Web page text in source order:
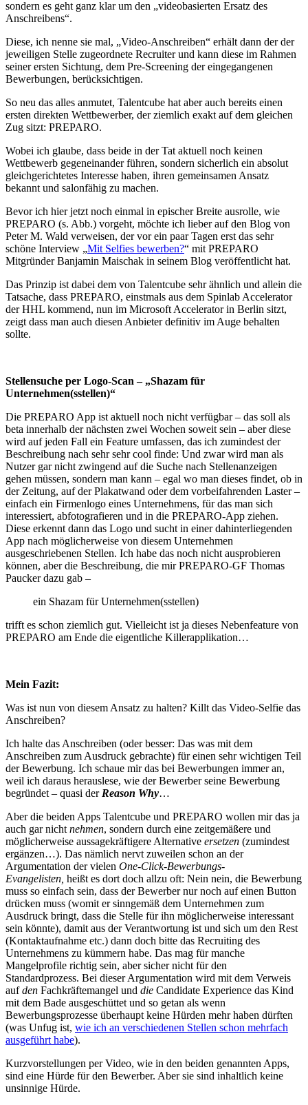
sondern es geht ganz klar um den „videobasierten Ersatz des
Anschreibens“.
Diese, ich nenne sie mal, „Video-Anschreiben“ erhält dann der der
jeweiligen Stelle zugeordnete Recruiter und kann diese im Rahmen
seiner ersten Sichtung, dem Pre-Screening der eingegangenen
Bewerbungen, berücksichtigen.
So neu das alles anmutet, Talentcube hat aber auch bereits einen
ersten direkten Wettbewerber, der ziemlich exakt auf dem gleichen
Zug sitzt: PREPARO.
Wobei ich glaube, dass beide in der Tat aktuell noch keinen
Wettbewerb gegeneinander führen, sondern sicherlich ein absolut
gleichgerichtetes Interesse haben, ihren gemeinsamen Ansatz
bekannt und salonfähig zu machen.
Bevor ich hier jetzt noch einmal in epischer Breite ausrolle, wie
PREPARO (s. Abb.) vorgeht, möchte ich lieber auf den Blog von
Peter M. Wald verweisen, der vor ein paar Tagen erst das sehr
schöne Interview „Mit Selfies bewerben?“ mit PREPARO
Mitgründer Banjamin Maischak in seinem Blog veröffentlicht hat.
Das Prinzip ist dabei dem von Talentcube sehr ähnlich und allein die
Tatsache, dass PREPARO, einstmals aus dem Spinlab Accelerator
der HHL kommend, nun im Microsoft Accelerator in Berlin sitzt,
zeigt dass man auch diesen Anbieter definitiv im Auge behalten
sollte.
Stellensuche per Logo-Scan – „Shazam für
Unternehmen(sstellen)“
Die PREPARO App ist aktuell noch nicht verfügbar – das soll als
beta innerhalb der nächsten zwei Wochen soweit sein – aber diese
wird auf jeden Fall ein Feature umfassen, das ich zumindest der
Beschreibung nach sehr sehr cool finde: Und zwar wird man als
Nutzer gar nicht zwingend auf die Suche nach Stellenanzeigen
gehen müssen, sondern man kann – egal wo man dieses findet, ob in
der Zeitung, auf der Plakatwand oder dem vorbeifahrenden Laster –
einfach ein Firmenlogo eines Unternehmens, für das man sich
interessiert, abfotografieren und in die PREPARO-App ziehen.
Diese erkennt dann das Logo und sucht in einer dahinterliegenden
App nach möglicherweise von diesem Unternehmen
ausgeschriebenen Stellen. Ich habe das noch nicht ausprobieren
können, aber die Beschreibung, die mir PREPARO-GF Thomas
Paucker dazu gab –
ein Shazam für Unternehmen(sstellen)
trifft es schon ziemlich gut. Vielleicht ist ja dieses Nebenfeature von
PREPARO am Ende die eigentliche Killerapplikation…
Mein Fazit:
Was ist nun von diesem Ansatz zu halten? Killt das Video-Selfie das
Anschreiben?
Ich halte das Anschreiben (oder besser: Das was mit dem
Anschreiben zum Ausdruck gebrachte) für einen sehr wichtigen Teil
der Bewerbung. Ich schaue mir das bei Bewerbungen immer an,
weil ich daraus herauslese, wie der Bewerber seine Bewerbung
begründet – quasi der Reason Why…
Aber die beiden Apps Talentcube und PREPARO wollen mir das ja
auch gar nicht nehmen, sondern durch eine zeitgemäßere und
möglicherweise aussagekräftigere Alternative ersetzen (zumindest
ergänzen…). Das nämlich nervt zuweilen schon an der
Argumentation der vielen One-Click-Bewerbungs-
Evangelisten, heißt es dort doch allzu oft: Nein nein, die Bewerbung
muss so einfach sein, dass der Bewerber nur noch auf einen Button
drücken muss (womit er sinngemäß dem Unternehmen zum
Ausdruck bringt, dass die Stelle für ihn möglicherweise interessant
sein könnte), damit aus der Verantwortung ist und sich um den Rest
(Kontaktaufnahme etc.) dann doch bitte das Recruiting des
Unternehmens zu kümmern habe. Das mag für manche
Mangelprofile richtig sein, aber sicher nicht für den
Standardprozess. Bei dieser Argumentation wird mit dem Verweis
aufden Fachkräftemangel und die Candidate Experience das Kind
mit dem Bade ausgeschüttet und so getan als wenn
Bewerbungsprozesse überhaupt keine Hürden mehr haben dürften
(was Unfug ist, wie ich an verschiedenen Stellen schon mehrfach
ausgeführt habe).
Kurzvorstellungen per Video, wie in den beiden genannten Apps,
sind eine Hürde für den Bewerber. Aber sie sind inhaltlich keine
unsinnige Hürde.